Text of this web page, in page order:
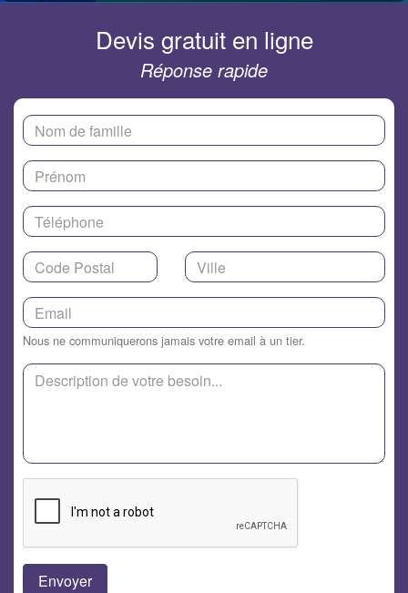
Devis gratuit en ligne
Réponse rapide
Nous ne communiquerons jamais votre email à un tier.